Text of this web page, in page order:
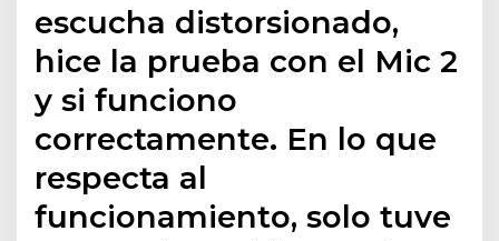
escucha distorsionado,
hice la prueba con el Mic 2
y si funciono
correctamente. En lo que
respecta al
funcionamiento, solo tuve